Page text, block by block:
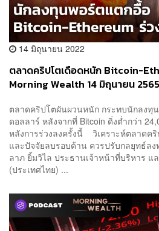
14 มิถุนายน 2022
ตลาดคริปโตเดือดหนัก Bitcoin-
Morning Wealth 14 มิถุนายน 2565
ตลาดคริปโตผันผวนหนัก กระทบนักลงทุ
ดอลลาร์ หลังจากที่ Bitcoin ดิ่งต่ำกว่า
หลังการร่วงลงครั้งนี้ วิเคราะห์ตลาดค
และปัจจัยลบรอบด้าน ควรปรับกลยุทธ์ลง
ลาภ ยิ้มวิไล ประธานเจ้าหน้าที่บริหาร แ
(ประเทศไทย) ...